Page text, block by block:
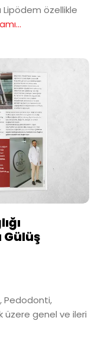
Lipödem özellikle
Gülüş
Pedodonti,
genel ve ileri